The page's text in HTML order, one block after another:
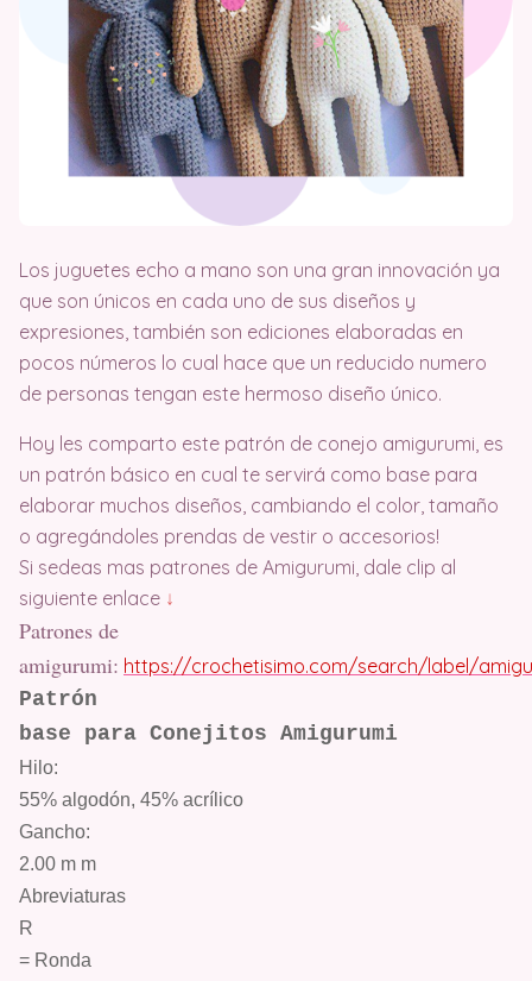
Los juguetes echo a mano son una gran innovación ya
que son únicos en cada uno de sus diseños y
expresiones, también son ediciones elaboradas en
pocos números lo cual hace que un reducido numero
de personas tengan este hermoso diseño único.
Hoy les comparto este patrón de conejo amigurumi, es
un patrón básico en cual te servirá como base para
elaborar muchos diseños, cambiando el color, tamaño
o agregándoles prendas de vestir o accesorios!
Si sedeas mas patrones de Amigurumi, dale clip al
siguiente enlace ↓
Patrones de
amigurumi: https://crochetisimo.com/search/label/
Patrón
base para Conejitos Amigurumi
Hilo:
55% algodón, 45% acrílico
Gancho:
2.00 m m
Abreviaturas
R
= Ronda